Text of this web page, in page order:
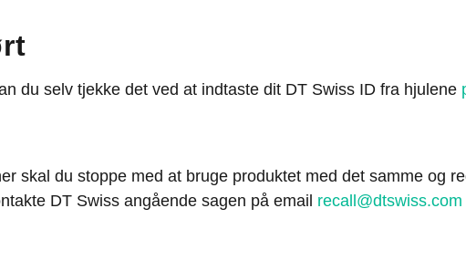
du selv tjekke det ved at indtaste dit DT Swiss ID fra hjulene
du stoppe med at bruge produktet med det samme og
DT Swiss angående sagen på email recall@dtswiss.com